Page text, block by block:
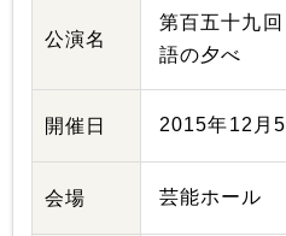
公演名
第百五十九
語の夕べ
開催日 2015年12月
会場 芸能ホール